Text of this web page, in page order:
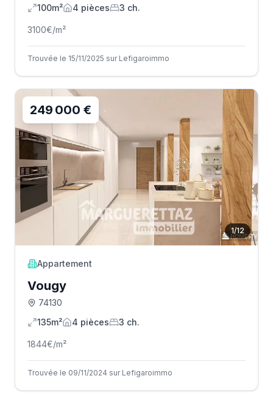
100m²
4 pièces 3 ch.
3100€/m²
Trouvée le 15/11/2025 sur Lefigaroimmo
1/12
249 000 €
Appartement
Vougy
74130
135m²
4 pièces 3 ch.
1844€/m²
Trouvée le 09/11/2024 sur Lefigaroimmo